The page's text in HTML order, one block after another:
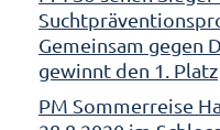
Gemeinsam gegen
gewinnt den 1. Platz
PM Sommerreise